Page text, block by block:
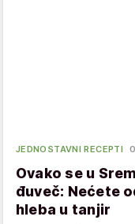
JEDNOSTAVNI RECEPTI
Ovako se u
đuveč: Nećete
hleba u tanjir